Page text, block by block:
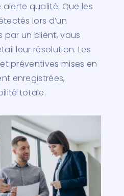
qualité. Que les
lors d’un
par un client, vous
leur résolution. Les
préventives mises en
enregistrées,
totale.